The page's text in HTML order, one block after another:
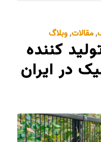
,مقالات,وبلاگ
کننده
در ایران